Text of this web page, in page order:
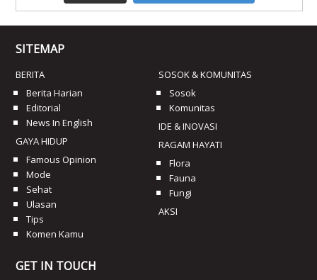
SITEMAP
BERITA
Berita Harian
Editorial
News In English
GAYA HIDUP
Famous Opinion
Mode
Sehat
Ulasan
Tips
Komen Kamu
SOSOK & KOMUNITAS
Sosok
Komunitas
IDE & INOVASI
RAGAM HAYATI
Flora
Fauna
Fungi
AKSI
GET IN TOUCH